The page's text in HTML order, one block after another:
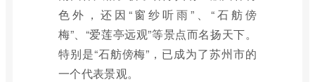
色外，还因“窗纱听雨”、“石舫傍
梅”、“爱莲亭远观”等景点而名扬天下。
特别是“石舫傍梅”，已成为了苏州市的
一个代表景观。